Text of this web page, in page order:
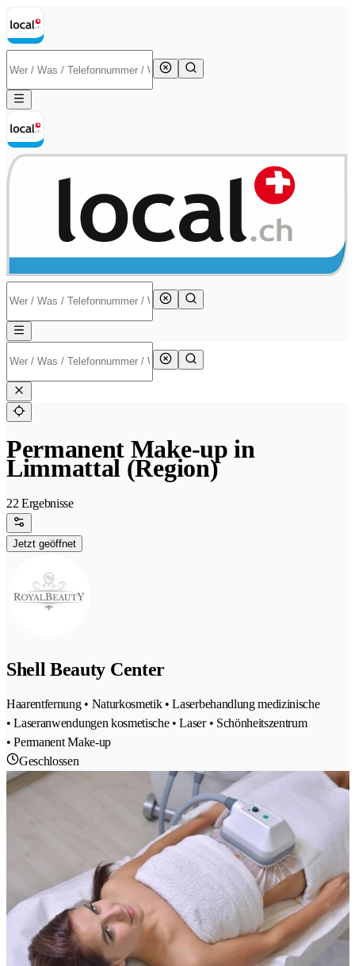
Permanent Make-up in
Limmattal (Region)
22 Ergebnisse
Jetzt geöffnet
Shell Beauty Center
Haarentfernung • Naturkosmetik • Laserbehandlung medizinische
• Laseranwendungen kosmetische • Laser • Schönheitszentrum
• Permanent Make-up
Geschlossen